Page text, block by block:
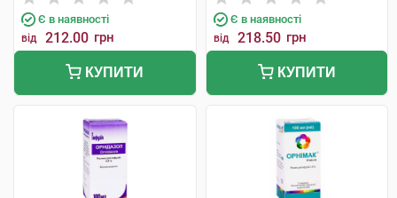
Є в наявності
від 212.00 грн
КУПИТИ
Є в наявності
від 218.50 грн
КУПИТИ